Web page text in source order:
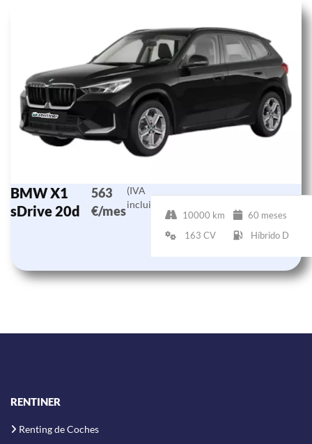
BMW X1
sDrive 20d
563
€/mes
(IVA
incluido)
10000 km
60 meses
163 CV
Híbrido D
RENTINER
Renting de Coches